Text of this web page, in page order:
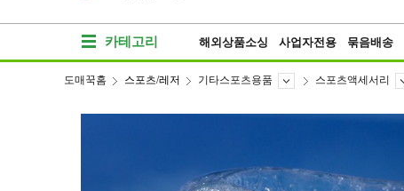
카테고리 해외상품소싱 사업자전용 묶음배송
도매꾹홈 스포츠/레저 기타스포츠용품 스포츠액세서리